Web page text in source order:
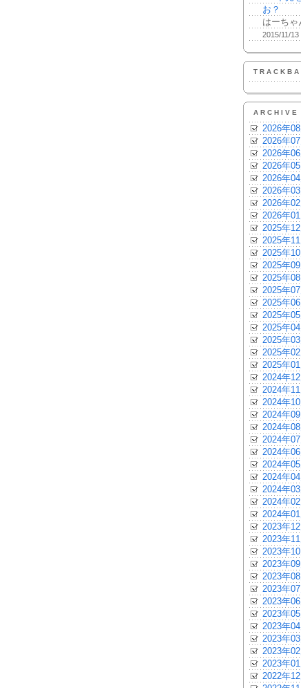
お？
はーちゃ
2015/11/13
ARCHIVE
2026年08
2026年07
2026年06
2026年05
2026年04
2026年03
2026年02
2026年01
2025年12
2025年11
2025年10
2025年09
2025年08
2025年07
2025年06
2025年05
2025年04
2025年03
2025年02
2025年01
2024年12
2024年11
2024年10
2024年09
2024年08
2024年07
2024年06
2024年05
2024年04
2024年03
2024年02
2024年01
2023年12
2023年11
2023年10
2023年09
2023年08
2023年07
2023年06
2023年05
2023年04
2023年03
2023年02
2023年01
2022年12